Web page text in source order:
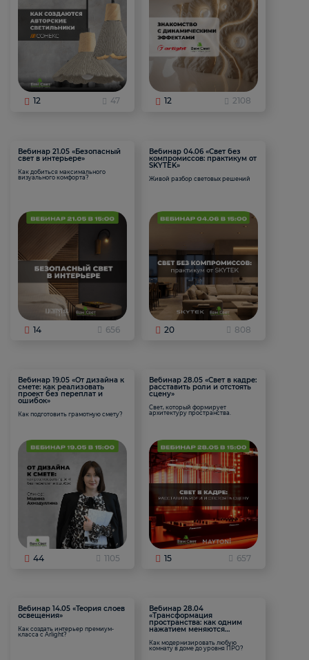
12 47 12 2108
Вебинар 21.05 «Безопасный
свет в интерьере»
Как добиться максимального
визуального комфорта?
14 656
Вебинар 04.06 «Свет без
компромиссов: практикум от
SKYTEK»
Живой разбор световых решений
20 808
Вебинар 19.05 «От дизайна к
смете: как реализовать
проект без переплат и
ошибок»
Как подготовить грамотную смету?
44 1105
Вебинар 28.05 «Свет в кадре:
расставить роли и отстоять
сцену»
Свет, который формирует
архитектуру пространства.
15 657
Вебинар 14.05 «Теория слоев
освещения»
Как создать интерьер премиум-
класса с Arlight?
Вебинар 28.04
«Трансформация
пространства: как одним
нажатием меняются
Как модернизировать любую
комнату в доме до уровня ПРО?